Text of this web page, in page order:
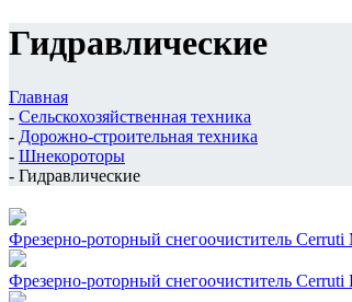
Гидравлические
Главная
- Сельскохозяйственная техника
- Дорожно-строительная техника
- Шнекороторы
- Гидравлические
Фрезерно-роторный снегоочиститель
Фрезерно-роторный снегоочиститель